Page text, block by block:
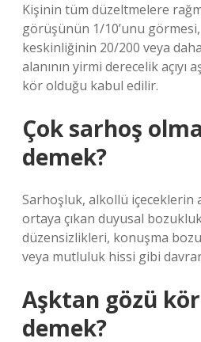
Kişinin tüm düzeltmelere
görüşünün 1/10’unu
keskinliğinin 20/200 veya
alanının yirmi derecelik açıyı
kör olduğu kabul edilir.
Çok sarhoş
demek?
Sarhoşluk, alkollü içeceklerin
ortaya çıkan duyusal
düzensizlikleri, konuşma
veya mutluluk hissi gibi
Aşktan gözü
demek?